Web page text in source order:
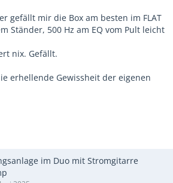
gefällt mir die Box am besten im FLAT
Ständer, 500 Hz am EQ vom Pult leicht
nix. Gefällt.
erhellende Gewissheit der eigenen
im Duo mit Stromgitarre